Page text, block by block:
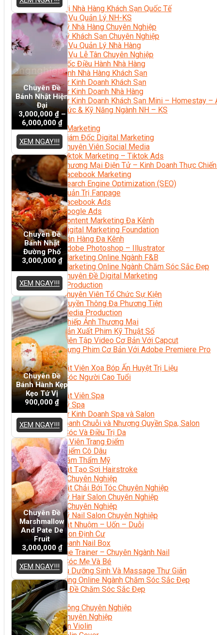
Quản Trị Nhà Hàng Khách Sạn Quốc Tế
Nghiệp Vụ Quản Lý NH-KS
Quản Lý Nhà Hàng Chuyên Nghiệp
Quản Lý Khách Sạn Chuyên Nghiệp
Nghiệp Vụ Quản Lý Nhà Hàng
Nghiệp Vụ Lễ Tân Chuyên Nghiệp
Giám Đốc Điều Hành Nhà Hàng
Tiếng Anh Nhà Hàng Khách Sạn
Khởi Sự Kinh Doanh Khách Sạn
Khởi Sự Kinh Doanh Nhà Hàng
Khởi Sự Kinh Doanh Khách Sạn Mini – Homestay –
Kiến Thức & Kỹ Năng Ngành NH – KS
Marketing
Digital Marketing
Giám Đốc Digital Marketing
Chuyên Viên Social Media
Tiktok Marketing – Tiktok Ads
Thương Mại Điện Tử – Kinh Doanh Thực
Facebook Marketing
Search Engine Optimization (SEO)
Quản Trị Fanpage
Facebook Ads
Google Ads
Content Marketing Đa Kênh
Digital Marketing Foundation
Bán Hàng Đa Kênh
Adobe Photoshop – Illustrator
Marketing Online Ngành F&B
Marketing Online Ngành Chăm Sóc Sắc Đẹp
Chuyên Đề Digital Marketing
Media Production
Chuyên Viên Tổ Chức Sự Kiện
Truyền Thông Đa Phương Tiện
Media Production
Nhiếp Ảnh Thương Mại
Sản Xuất Phim Kỹ Thuật Số
Biên Tập Video Cơ Bản Với Capcut
Dựng Phim Cơ Bản Với Adobe Premiere Pro
Sức Khỏe
Kỹ Thuật Viên Xoa Bóp Ấn Huyệt Trị Liệu
Chăm Sóc Người Cao Tuổi
Sắc Đẹp
Kỹ Thuật Viên Spa
Quản Lý Spa
Khởi Sự Kinh Doanh Spa và Salon
Kinh Doanh Chuỗi và Nhượng Quyền Spa, Salon
Chăm Sóc Và Điều Trị Da
Chuyên Viên Trang Điểm
Trang Điểm Cô Dâu
Phun Xăm Thẩm Mỹ
Kỹ Thuật Tạo Sợi Hairstroke
Barber Chuyên Nghiệp
Kỹ Thuật Chải Bới Tóc Chuyên Nghiệp
Quản Lý Hair Salon Chuyên Nghiệp
Nối Mi Chuyên Nghiệp
Quản Lý Nail Salon Chuyên Nghiệp
Kỹ Thuật Nhuộm – Uốn – Duỗi
Nail Salon Định Cư
Kinh Doanh Nail Box
Train The Trainer – Chuyên Ngành Nail
Chăm Sóc Mẹ Và Bé
Gội Đầu Dưỡng Sinh Và Massage Thư Giãn
Marketing Online Ngành Chăm Sóc Sắc Đẹp
Chuyên Đề Chăm Sóc Sắc Đẹp
Âm Nhạc
Nhạc Công Chuyên Nghiệp
Ca Sĩ Chuyên Nghiệp
Học Đàn Violin
Chuyên Đề
Bánh Nhật Hiện
Đại
3,000,000 ₫–
6,000,000 ₫
XEM NGAY!!!
Chuyên Đề
Bánh Nhật
Đường Phố
3,000,000 ₫
XEM NGAY!!!
Chuyên Đề
Bánh Hành Kẹp
Kẹo Tứ Vị
900,000 ₫
XEM NGAY!!!
Chuyên Đề
Marshmallow
And Pate De
Fruit
3,000,000 ₫
XEM NGAY!!!